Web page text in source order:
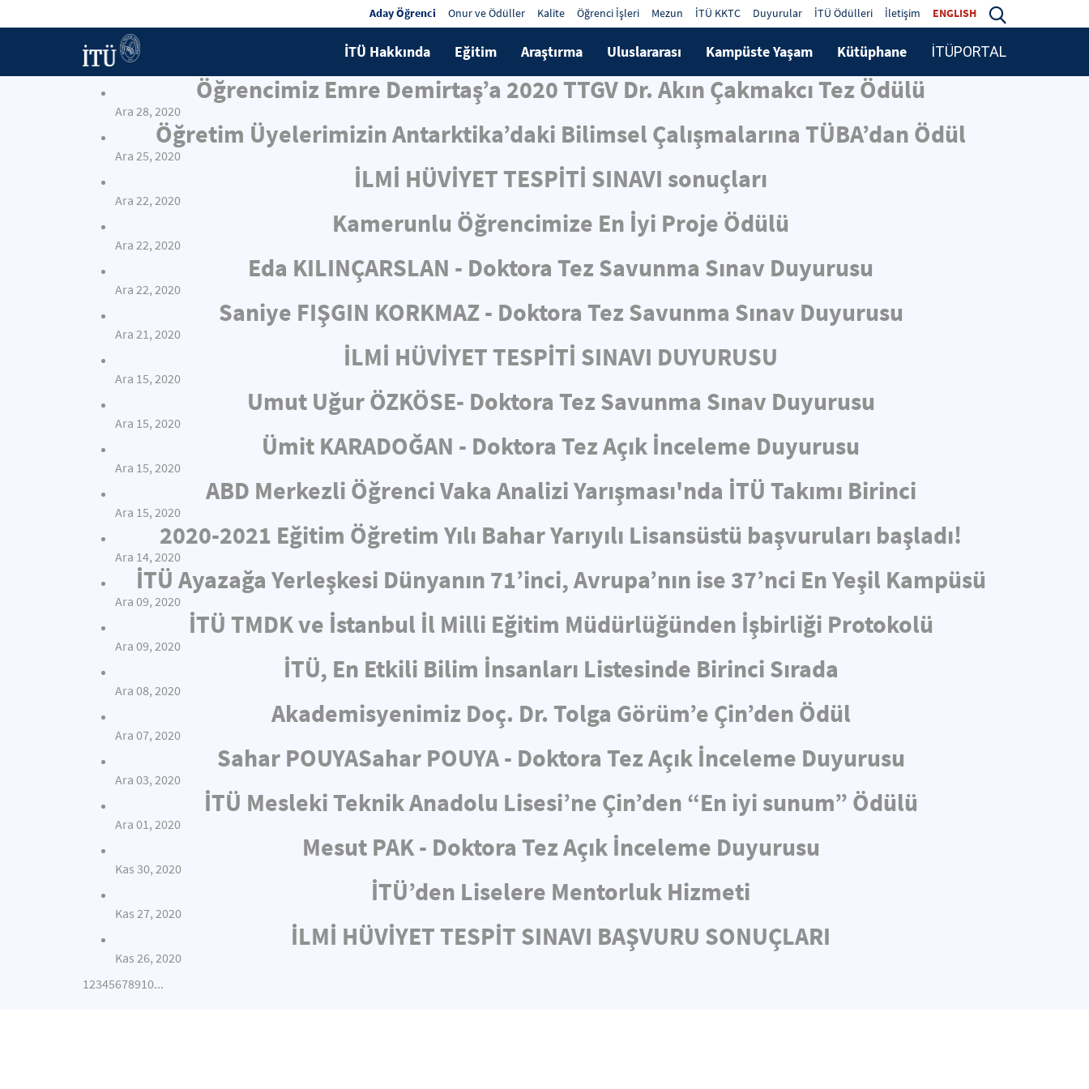
Aday Öğrenci Onur ve Ödüller Kalite Öğrenci İşleri Mezun İTÜ KKTC Duyurular İTÜ Ödülleri İletişim ENGLISH
İTÜ Hakkında Eğitim Araştırma Uluslararası Kampüste Yaşam Kütüphane İTÜPORTAL
Öğrencimiz Emre Demirtaş’a 2020 TTGV Dr. Akın Çakmakcı Tez Ödülü
Ara 28, 2020
Öğretim Üyelerimizin Antarktika’daki Bilimsel Çalışmalarına TÜBA’dan Ödül
Ara 25, 2020
İLMİ HÜVİYET TESPİTİ SINAVI sonuçları
Ara 22, 2020
Kamerunlu Öğrencimize En İyi Proje Ödülü
Ara 22, 2020
Eda KILINÇARSLAN - Doktora Tez Savunma Sınav Duyurusu
Ara 22, 2020
Saniye FIŞGIN KORKMAZ - Doktora Tez Savunma Sınav Duyurusu
Ara 21, 2020
İLMİ HÜVİYET TESPİTİ SINAVI DUYURUSU
Ara 15, 2020
Umut Uğur ÖZKÖSE- Doktora Tez Savunma Sınav Duyurusu
Ara 15, 2020
Ümit KARADOĞAN - Doktora Tez Açık İnceleme Duyurusu
Ara 15, 2020
ABD Merkezli Öğrenci Vaka Analizi Yarışması'nda İTÜ Takımı Birinci
Ara 15, 2020
2020-2021 Eğitim Öğretim Yılı Bahar Yarıyılı Lisansüstü başvuruları başladı!
Ara 14, 2020
İTÜ Ayazağa Yerleşkesi Dünyanın 71’inci, Avrupa’nın ise 37’nci En Yeşil Kampüsü
Ara 09, 2020
İTÜ TMDK ve İstanbul İl Milli Eğitim Müdürlüğünden İşbirliği Protokolü
Ara 09, 2020
İTÜ, En Etkili Bilim İnsanları Listesinde Birinci Sırada
Ara 08, 2020
Akademisyenimiz Doç. Dr. Tolga Görüm’e Çin’den Ödül
Ara 07, 2020
Sahar POUYASahar POUYA - Doktora Tez Açık İnceleme Duyurusu
Ara 03, 2020
İTÜ Mesleki Teknik Anadolu Lisesi’ne Çin’den “En iyi sunum” Ödülü
Ara 01, 2020
Mesut PAK - Doktora Tez Açık İnceleme Duyurusu
Kas 30, 2020
İTÜ’den Liselere Mentorluk Hizmeti
Kas 27, 2020
İLMİ HÜVİYET TESPİT SINAVI BAŞVURU SONUÇLARI
Kas 26, 2020
12345678910...